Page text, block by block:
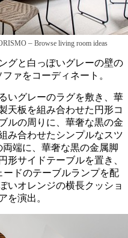
– Browse living room ideas
グと白っぽいグレーの壁の
ァをコーディネート。
いグレーのラグを敷き、華
天板を組み合わせた円形コ
ルの周りに、華奢な黒の金
み合わせたシンプルなスツ
端に、華奢な黒の金属脚
形サイドテーブルを置き、
ドのテーブルランプを配
いオレンジの横長クッショ
を演出。